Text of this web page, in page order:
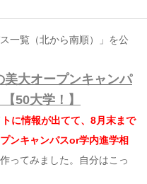
一覧（北から南順）」を公
美大オープンキャンパ
50大学！】
に情報が出てて、8月末まで
ンキャンパスor学内進学相
ってみました。自分はこっ